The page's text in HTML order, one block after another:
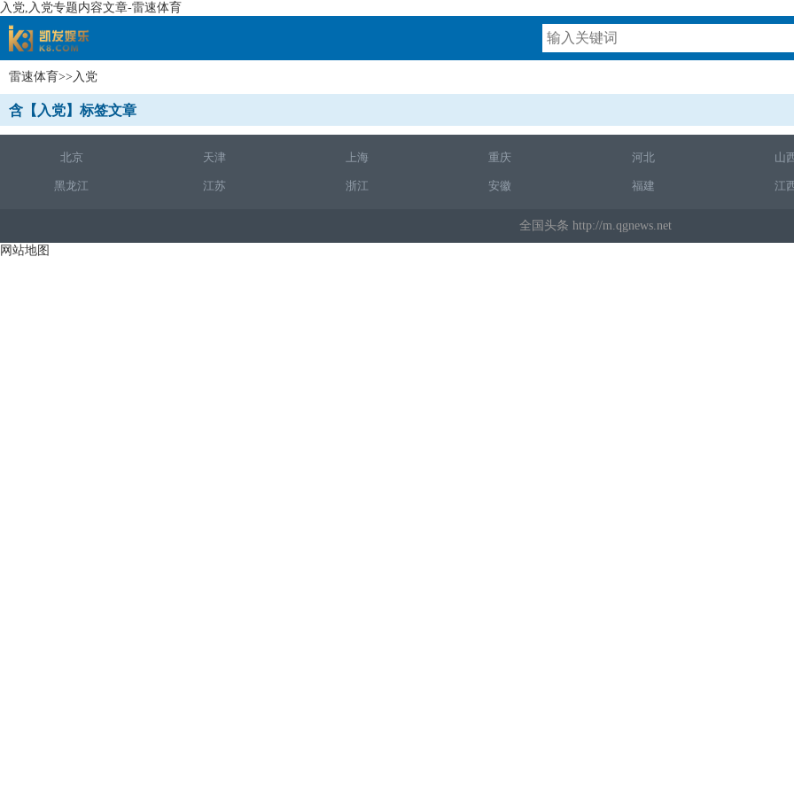
入党,入党专题内容文章-雷速体育
速体育
雷速体育>>入党
含【入党】标签文章
北京 天津 上海 重庆 河北 山
黑龙江 江苏 浙江 安徽 福建 江
全国头条 http://m.qgnews.net
网站地图